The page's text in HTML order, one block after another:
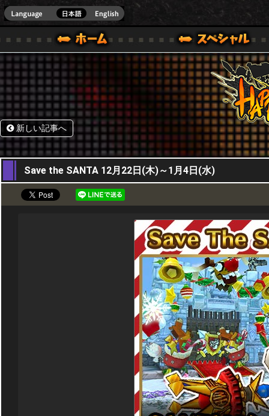
ウォーズ)公式サイト [ STEAM VER.]
新しい記事へ
22,12,2016
Save the SANTA 12月22日(木)～1月4日(水)